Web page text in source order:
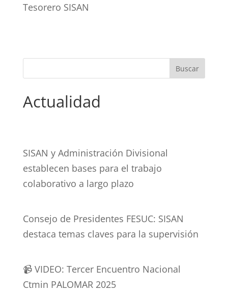
Tesorero SISAN
Actualidad
SISAN y Administración Divisional
establecen bases para el trabajo
colaborativo a largo plazo
Consejo de Presidentes FESUC: SISAN
destaca temas claves para la supervisión
📹 VIDEO: Tercer Encuentro Nacional
Ctmin PALOMAR 2025